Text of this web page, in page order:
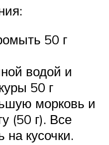
50 г
водой и
50 г
морковь и
(50 г). Все
на кусочки.